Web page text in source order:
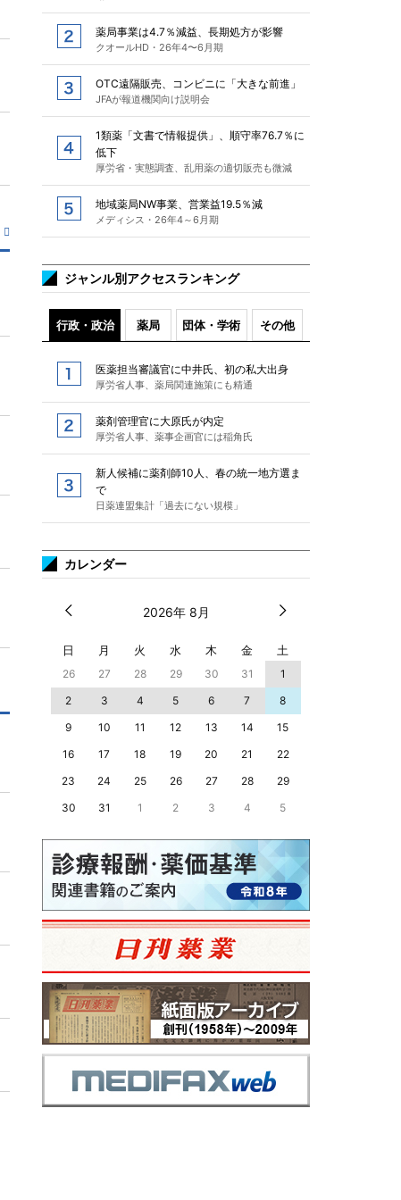
薬局事業は4.7％減益、長期処方が影響
クオールHD・26年4〜6月期
OTC遠隔販売、コンビニに「大きな前進」
JFAが報道機関向け説明会
1類薬「文書で情報提供」、順守率76.7％に
低下
厚労省・実態調査、乱用薬の適切販売も微減
地域薬局NW事業、営業益19.5％減
メディシス・26年4～6月期
ジャンル別アクセスランキング
行政・政治 薬局 団体・学術 その他
医薬担当審議官に中井氏、初の私大出身
厚労省人事、薬局関連施策にも精通
薬剤管理官に大原氏が内定
厚労省人事、薬事企画官には稲角氏
新人候補に薬剤師10人、春の統一地方選ま
で
日薬連盟集計「過去にない規模」
カレンダー
2026年 8月
日 月 火 水 木 金 土
26 27 28 29 30 31
1
2
3 4 5 6 7
8
9
10 11 12 13 14
15
16
17 18 19 20 21
22
23
24 25 26 27 28
29
30
31 1 2 3 4 5